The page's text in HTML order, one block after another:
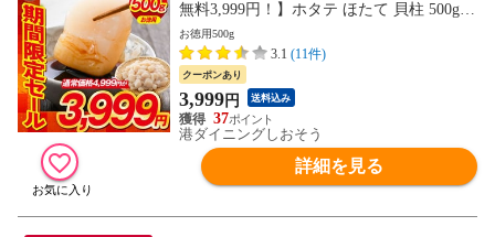
無料3,999円！】ホタテ ほたて 貝柱 500g
訳あり（割れ 欠け サイズ不揃い） ほたて
貝柱 ホタテ貝柱 帆立
お徳用500g
3.1 (11件)
クーポンあり
3,999円 送料込み
37
港ダイニングしおそう
詳細を見る